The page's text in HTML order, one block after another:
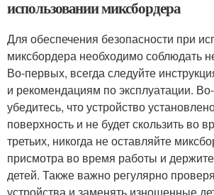
использовании миксбордера
Для обеспечения безопасности при
миксбордера необходимо соблюдать
Во-первых, всегда следуйте
и рекомендациям по эксплуатации.
убедитесь, что устройство
поверхность и не будет скользить во
третьих, никогда не оставляйте
присмотра во время работы и
детей. Также важно регулярно